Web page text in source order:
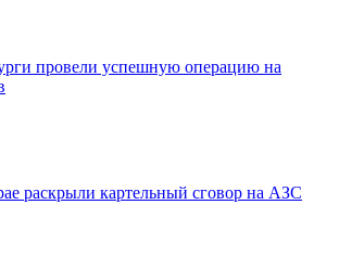
провели успешную операцию на
раскрыли картельный сговор на АЗС